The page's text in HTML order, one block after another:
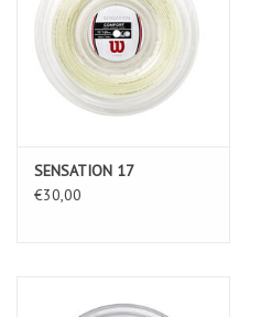
SENSATION 17
€30,00